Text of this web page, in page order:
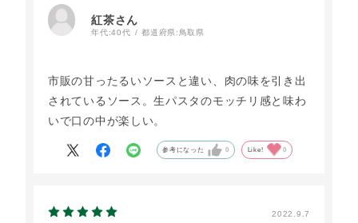
紅茶さん
年代:40代 都道府県:鳥取県
市販の甘ったるいソースと違い、肉の味を引き出
されているソース。生パスタのモッチリ感と味わ
いで口の中が楽しい。
参考になった 0 Like! 0
2022.9.7